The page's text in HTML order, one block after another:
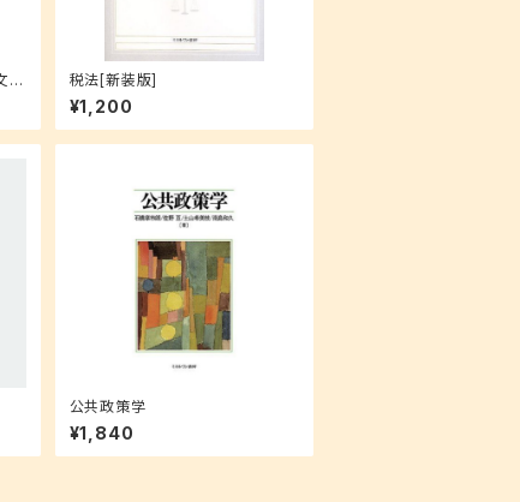
庫
税法[新装版]
¥1,200
公共政策学
¥1,840